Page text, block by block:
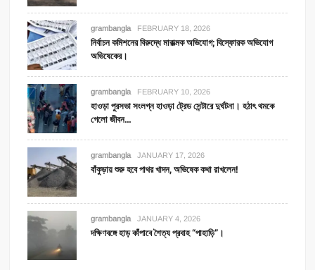
grambangla FEBRUARY 18, 2026
নির্বাচন কমিশনের বিরুদ্ধে মারাত্মক অভিযোগ; বিস্ফোরক অভিযোগ
অভিষেকের।
grambangla FEBRUARY 10, 2026
হাওড়া পুরসভা সংলগ্ন হাওড়া ট্রেড সেন্টারে দুর্ঘটনা। হঠাৎ থমকে
গেলো জীবন…
grambangla JANUARY 17, 2026
বাঁকুড়ায় শুরু হবে পাথর খাদন, অভিষেক কথা রাখলেন!
grambangla JANUARY 4, 2026
দক্ষিণবঙ্গে হাড় কাঁপাবে শৈত্য প্রবাহ “পাহাড়ি”।